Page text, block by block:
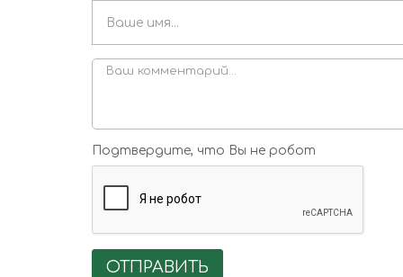
Подтвердите, что Вы не робот
ОТПРАВИТЬ